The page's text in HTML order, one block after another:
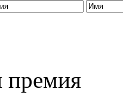
премия